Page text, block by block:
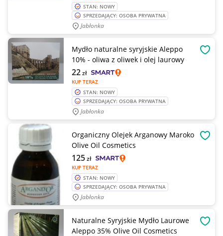
STAN: NOWY
SPRZEDAJĄCY: OSOBA PRYWATNA
Jabłonka
Mydło naturalne syryjskie Aleppo
10% - oliwa z oliwek i olej laurowy
KUP TERAZ
22zł
STAN: NOWY
SPRZEDAJĄCY: OSOBA PRYWATNA
Jabłonka
Organiczny Olejek Arganowy Maroko
Olive Oil Cosmetics
KUP TERAZ
125zł
STAN: NOWY
SPRZEDAJĄCY: OSOBA PRYWATNA
Jabłonka
Naturalne Syryjskie Mydło Laurowe
Aleppo 35% Olive Oil Cosmetics